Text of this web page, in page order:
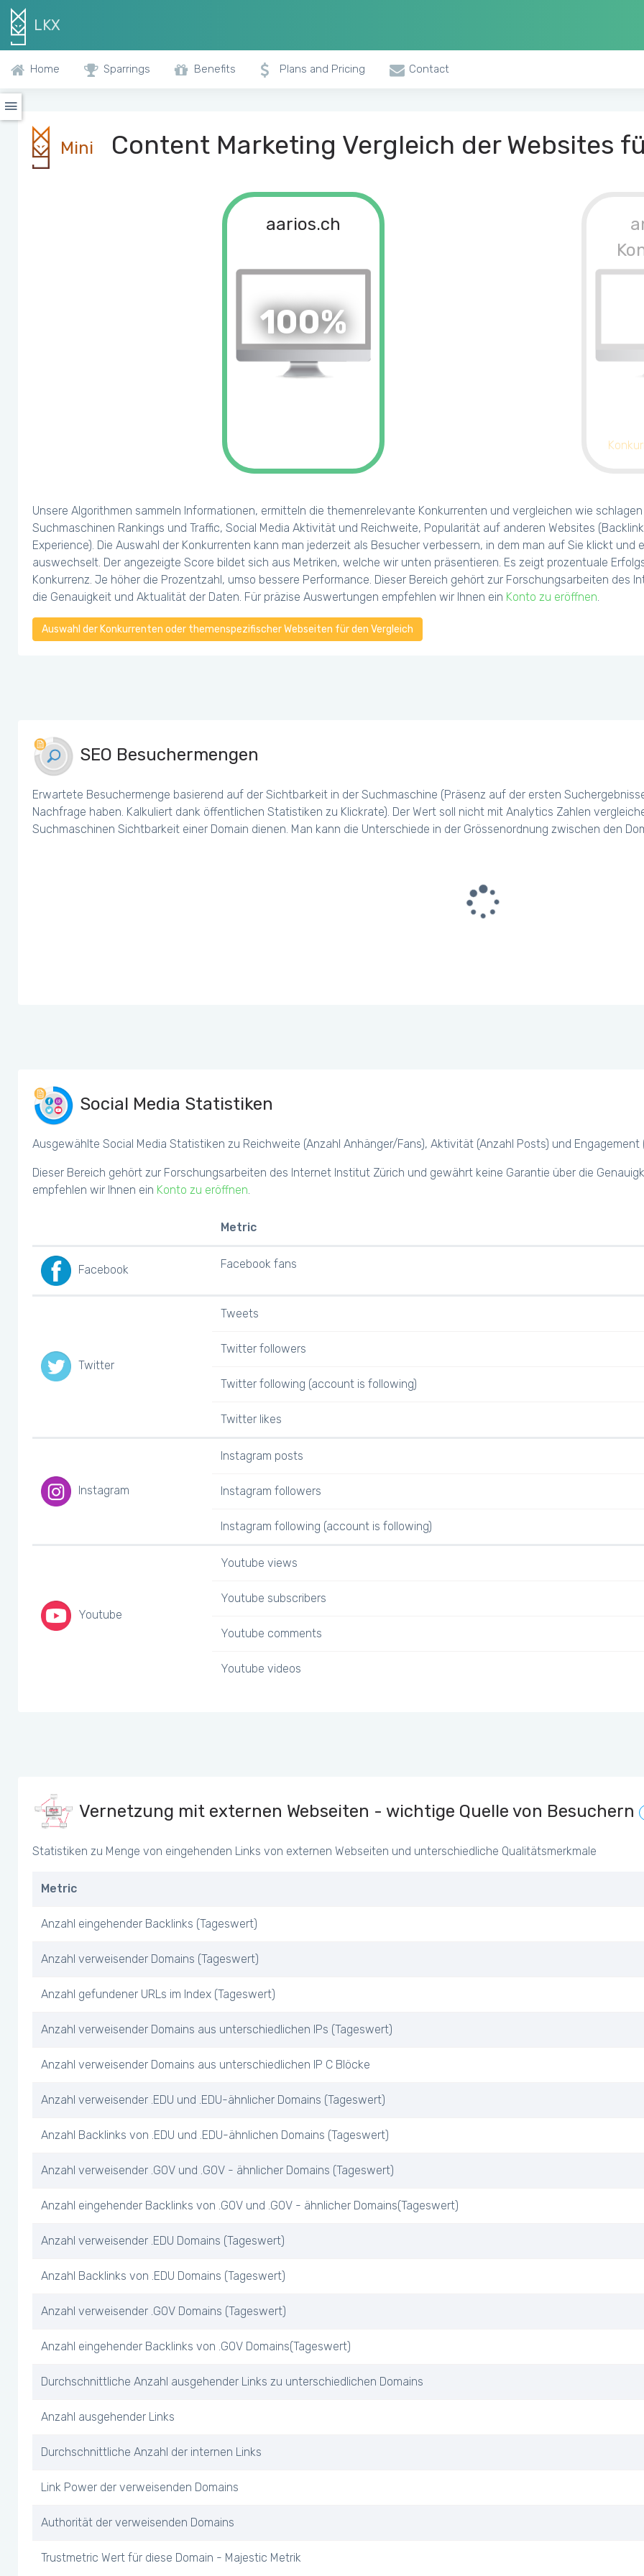
LKX
Home Sparrings Benefits Plans and Pricing Contact
Mini Content Marketing Vergleich der Websites
aarios.ch
100%
Unsere Algorithmen sammeln Informationen, ermitteln die themenrelevante Konkurrenten und vergleichen wie
Suchmaschinen Rankings und Traffic, Social Media Aktivität und Reichweite, Popularität auf anderen Websites
Experience). Die Auswahl der Konkurrenten kann man jederzeit als Besucher verbessern, in dem man auf Sie klickt
auswechselt. Der angezeigte Score bildet sich aus Metriken, welche wir unten präsentieren. Es zeigt prozentuale
Konkurrenz. Je höher die Prozentzahl, umso bessere Performance. Dieser Bereich gehört zur Forschungsarbeiten des
die Genauigkeit und Aktualität der Daten. Für präzise Auswertungen empfehlen wir Ihnen ein Konto zu eröffnen.
Auswahl der Konkurrenten oder themenspezifischer Webseiten für den Vergleich
SEO Besuchermengen
Erwartete Besuchermenge basierend auf der Sichtbarkeit in der Suchmaschine (Präsenz auf der ersten
Nachfrage haben. Kalkuliert dank öffentlichen Statistiken zu Klickrate). Der Wert soll nicht mit Analytics Zahlen
Suchmaschinen Sichtbarkeit einer Domain dienen. Man kann die Unterschiede in der Grössenordnung zwischen den
Social Media Statistiken
Ausgewählte Social Media Statistiken zu Reichweite (Anzahl Anhänger/Fans), Aktivität (Anzahl Posts) und Engagement
Dieser Bereich gehört zur Forschungsarbeiten des Internet Institut Zürich und gewährt keine Garantie über die
empfehlen wir Ihnen ein Konto zu eröffnen.
Metric
Facebook Facebook fans
Twitter
Tweets
Twitter followers
Twitter following (account is following)
Twitter likes
Instagram
Instagram posts
Instagram followers
Instagram following (account is following)
Youtube
Youtube views
Youtube subscribers
Youtube comments
Youtube videos
Vernetzung mit externen Webseiten - wichtige Quelle von Besuchern
Statistiken zu Menge von eingehenden Links von externen Webseiten und unterschiedliche Qualitätsmerkmale
Metric
Anzahl eingehender Backlinks (Tageswert)
Anzahl verweisender Domains (Tageswert)
Anzahl gefundener URLs im Index (Tageswert)
Anzahl verweisender Domains aus unterschiedlichen IPs (Tageswert)
Anzahl verweisender Domains aus unterschiedlichen IP C Blöcke
Anzahl verweisender .EDU und .EDU-ähnlicher Domains (Tageswert)
Anzahl Backlinks von .EDU und .EDU-ähnlichen Domains (Tageswert)
Anzahl verweisender .GOV und .GOV - ähnlicher Domains (Tageswert)
Anzahl eingehender Backlinks von .GOV und .GOV - ähnlicher Domains(Tageswert)
Anzahl verweisender .EDU Domains (Tageswert)
Anzahl Backlinks von .EDU Domains (Tageswert)
Anzahl verweisender .GOV Domains (Tageswert)
Anzahl eingehender Backlinks von .GOV Domains(Tageswert)
Durchschnittliche Anzahl ausgehender Links zu unterschiedlichen Domains
Anzahl ausgehender Links
Durchschnittliche Anzahl der internen Links
Link Power der verweisenden Domains
Authorität der verweisenden Domains
Trustmetric Wert für diese Domain - Majestic Metrik